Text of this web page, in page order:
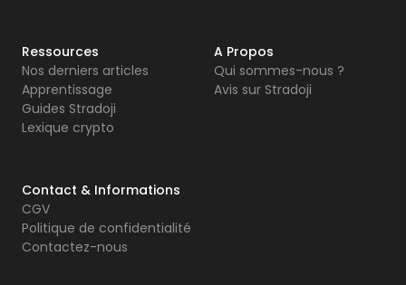
Ressources
Nos derniers articles
Apprentissage
Guides Stradoji
Lexique crypto
A Propos
Qui sommes-nous ?
Avis sur Stradoji
Contact & Informations
CGV
Politique de confidentialité
Contactez-nous